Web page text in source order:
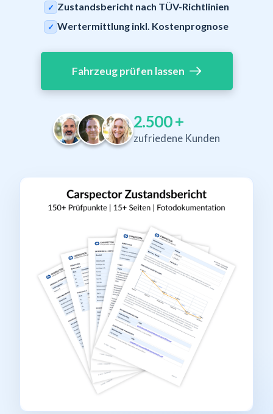
✓ Zustandsbericht nach TÜV-Richtlinien
✓ Wertermittlung inkl. Kostenprognose
Fahrzeug prüfen lassen
2.500+
zufriedene Kunden